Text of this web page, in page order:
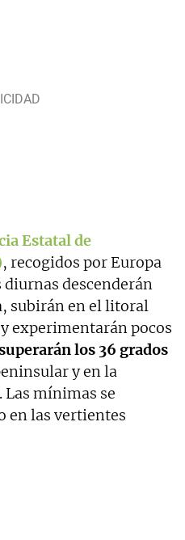
Estatal de
, recogidos por Europa
descenderán
subirán en el litoral
experimentarán pocos
los 36 grados
y en la
Las mínimas se
en las vertientes